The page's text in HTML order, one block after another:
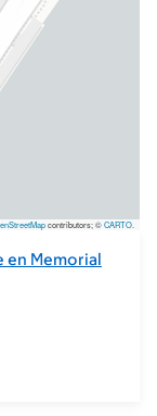
en Memorial
contributors; ©CARTO.